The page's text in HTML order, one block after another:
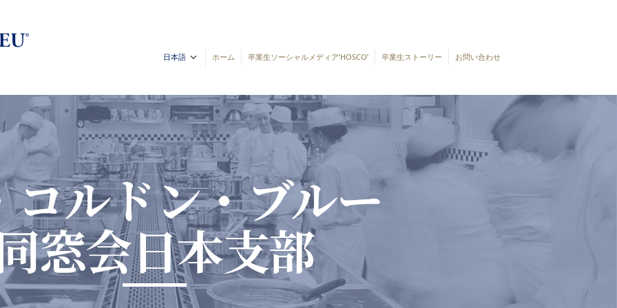
日本語 ホーム 卒業生ソーシャルメディア‘HOSCO’ 卒業生ストーリー お問い合わせ
コルドン・ブルー
窓会日本支部